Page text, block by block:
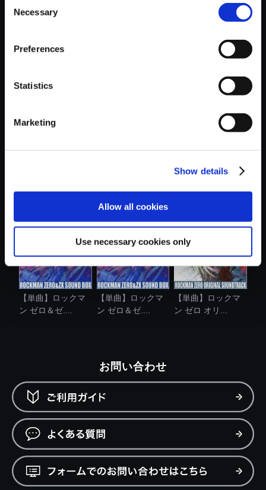
Selection
Necessary
Preferences
Statistics
Marketing
Show details
Allow all cookies
Use necessary cookies only
おすすめ商品
ン ゼロ＆ゼ....
ン ゼロ＆ゼ....
ン ゼロ＆ゼ....
【単曲】ロックマ
ン ゼロ＆ゼ....
【単曲】ロックマ
ン ゼロ＆ゼ....
【単曲】ロックマ
ン ゼロ オリ...
お問い合わせ